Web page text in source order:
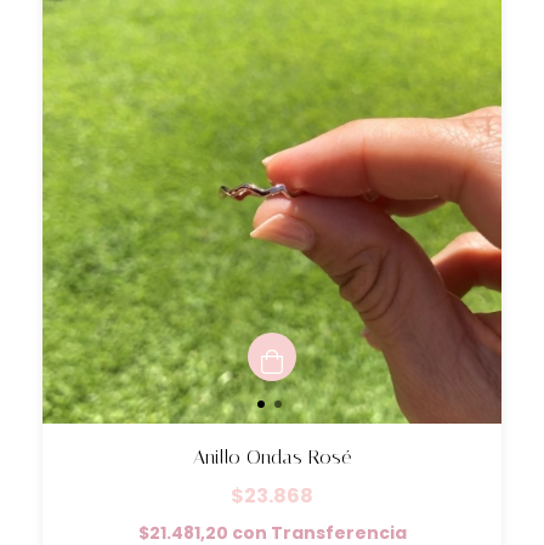
Anillo Ondas Rosé
$23.868
$21.481,20 con Transferencia